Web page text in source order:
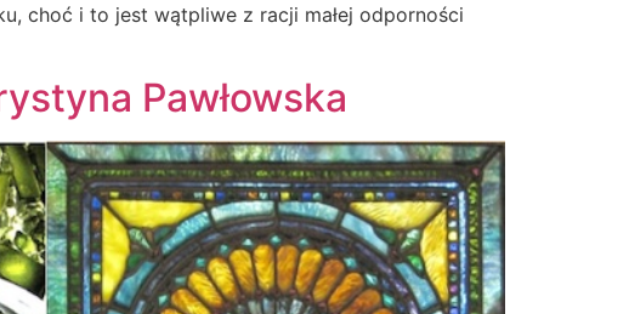
choć i to jest wątpliwe z racji małej odporności
Pawłowska